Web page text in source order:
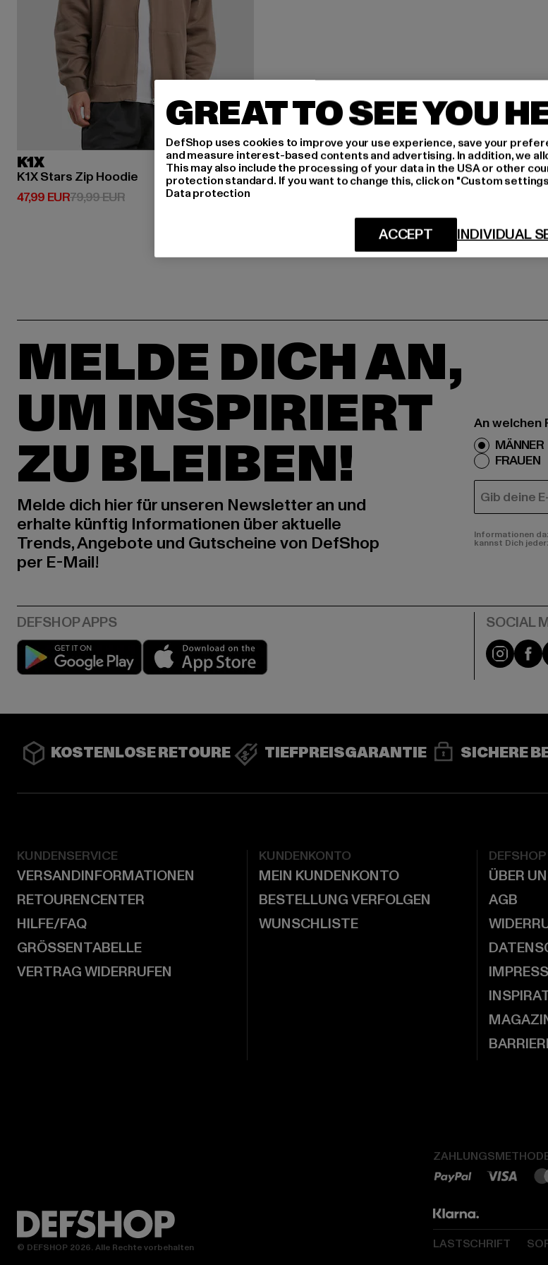
K1X
K1X Stars Zip Hoodie
47,99 EUR
Derzeitiger Preis: 47,99 EUR
79,99 EURAktionspreis: 79,99 EUR
MELDE DICH AN,
UM INSPIRIERT
ZU BLEIBEN!
Melde dich hier für unseren Newsletter an und
erhalte künftig Informationen über aktuelle
Trends, Angebote und Gutscheine von DefShop
per E-Mail!
An welchen
MÄNNER
FRAUEN
E-MAIL
Informationen
kannst Dich
Play market
KOSTENLOSE RETOURE TIEFPREISGARANTIE SICHERE
KUNDENSERVICE
VERSANDINFORMATIONEN
RETOURENCENTER
HILFE/FAQ
GRÖSSENTABELLE
VERTRAG WIDERRUFEN
KUNDENKONTO
MEIN KUNDENKONTO
BESTELLUNG VERFOLGEN
WUNSCHLISTE
DEFSHOP
ÜBER
AGB
LASTSCHRIFT
© DEFSHOP 2026. Alle Rechte vorbehalten
GREAT TO SEE YOU
DefShop uses cookies to improve your use experience, save your
and measure interest-based contents and advertising. In addition, we
This may also include the processing of your data in the USA or other
protection standard. If you want to change this, click on "Custom
Data protection
INDIVIDUAL
ACCEPT